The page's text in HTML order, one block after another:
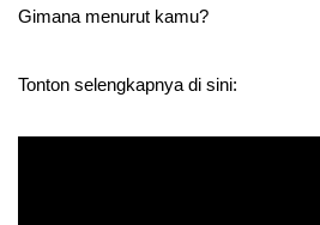
Gimana menurut kamu?
Tonton selengkapnya di sini: